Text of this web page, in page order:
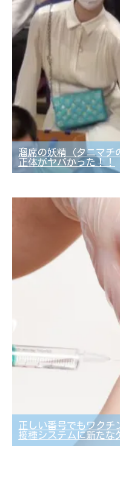
溜席の妖精（タニマチ
正体がヤバかった！！
正しい番号でもワクチ
接種システムに新たな